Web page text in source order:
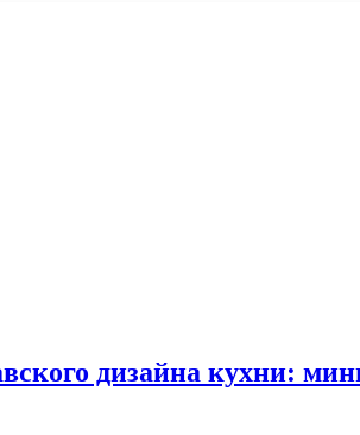
дизайна кухни: